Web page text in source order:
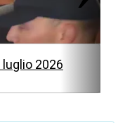
luglio 2026